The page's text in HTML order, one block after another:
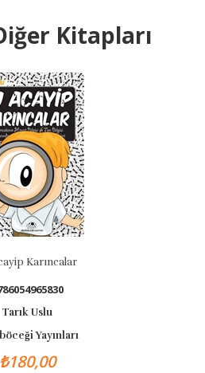
Kitapları
Karıncalar
Tarık Uslu
Yayınları
₺180,00